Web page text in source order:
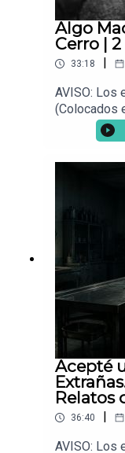
Algo
Cerro | 2
33:18
AVISO: Los
(Colocados
📌 ¿Tienes
inmersión,
Acepté
Relatos
36:40
AVISO: Los